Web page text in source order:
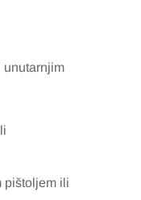
unutarnjim
pištoljem ili